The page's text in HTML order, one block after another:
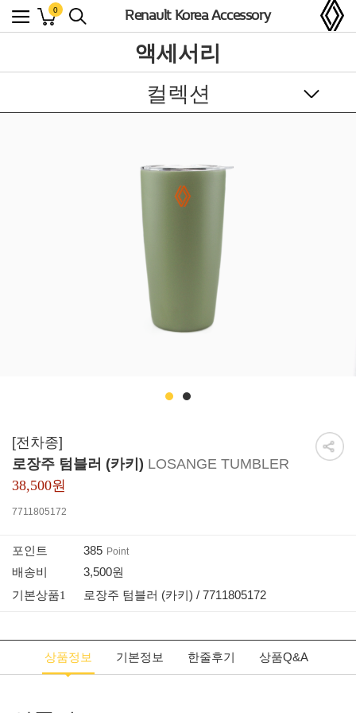
0 Renault Korea Accessory
액세서리
컬렉션
[전차종]
로장주 텀블러 (카키) LOSANGE TUMBLER
38,500원
7711805172
포인트 385 Point
배송비 3,500원
기본상품1 로장주 텀블러 (카키) / 7711805172
상품정보 기본정보 한줄후기 상품Q&A